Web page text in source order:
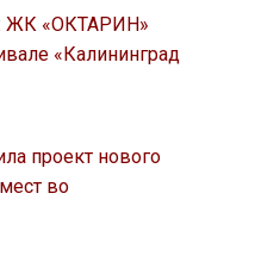
ЖК «ОКТАРИН»
«Калининград
проект нового
во